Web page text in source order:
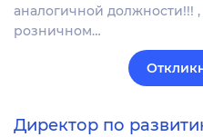
аналогичной должности!!!
розничном…
Директор по